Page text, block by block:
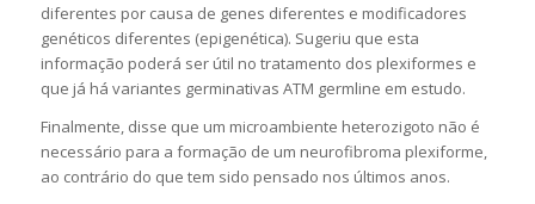
diferentes por causa de genes diferentes e modificadores
genéticos diferentes (epigenética). Sugeriu que esta
informação poderá ser útil no tratamento dos plexiformes e
que já há variantes germinativas ATM germline em estudo.
Finalmente, disse que um microambiente heterozigoto não é
necessário para a formação de um neurofibroma plexiforme,
ao contrário do que tem sido pensado nos últimos anos.